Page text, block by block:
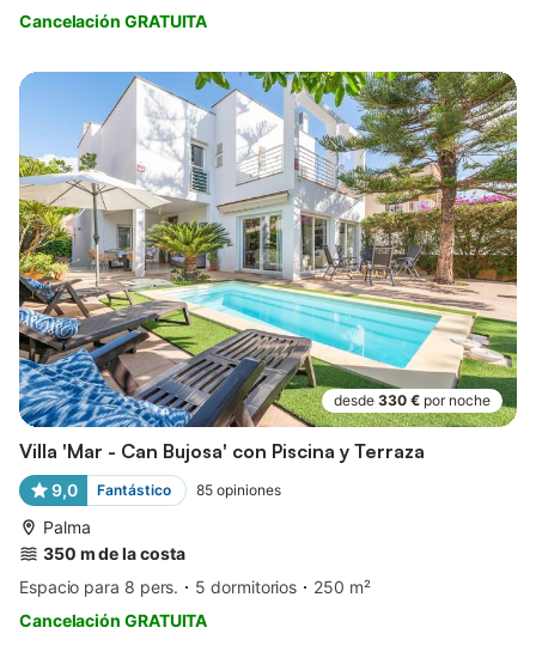
Cancelación GRATUITA
desde 330 € por noche
Villa 'Mar - Can Bujosa' con Piscina y Terraza
9,0 Fantástico 85 opiniones
Palma
350 m de la costa
Espacio para 8 pers.
5 dormitorios
250 m²
Cancelación GRATUITA